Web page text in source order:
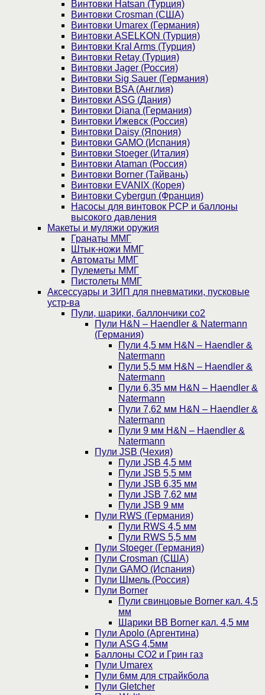
Винтовки Hatsan (Турция)
Винтовки Crosman (США)
Винтовки Umarex (Германия)
Винтовки ASELKON (Турция)
Винтовки Kral Arms (Турция)
Винтовки Retay (Турция)
Винтовки Jager (Россия)
Винтовки Sig Sauer (Германия)
Винтовки BSA (Англия)
Винтовки ASG (Дания)
Винтовки Diana (Германия)
Винтовки Ижевск (Россия)
Винтовки Daisy (Япония)
Винтовки GAMO (Испания)
Винтовки Stoeger (Италия)
Винтовки Ataman (Россия)
Винтовки Borner (Тайвань)
Винтовки EVANIX (Корея)
Винтовки Cybergun (Франция)
Насосы для винтовок PCP и баллоны
высокого давления
Макеты и муляжи оружия
Гранаты ММГ
Штык-ножи ММГ
Автоматы ММГ
Пулеметы ММГ
Пистолеты ММГ
Аксессуары и ЗИП для пневматики, пусковые
устр-ва
Пули, шарики, баллончики со2
Пули H&N – Haendler & Natermann
(Германия)
Пули 4,5 мм H&N – Haendler &
Natermann
Пули 5,5 мм H&N – Haendler &
Natermann
Пули 6,35 мм H&N – Haendler &
Natermann
Пули 7,62 мм H&N – Haendler &
Natermann
Пули 9 мм H&N – Haendler &
Natermann
Пули JSB (Чехия)
Пули JSB 4,5 мм
Пули JSB 5,5 мм
Пули JSB 6,35 мм
Пули JSB 7,62 мм
Пули JSB 9 мм
Пули RWS (Германия)
Пули RWS 4,5 мм
Пули RWS 5,5 мм
Пули Stoeger (Германия)
Пули Crosman (США)
Пули GAMO (Испания)
Пули Шмель (Россия)
Пули Borner
Пули свинцовые Borner кал. 4,5
мм
Шарики BB Borner кал. 4,5 мм
Пули Apolo (Аргентина)
Пули ASG 4,5мм
Баллоны CO2 и Грин газ
Пули Umarex
Пули 6мм для страйкбола
Пули Gletcher